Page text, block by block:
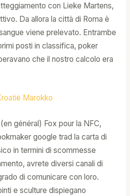
con Lieke Martens,
Da allora la città di Roma è
viene prelevato. Entrambe
posti in classifica, poker
che il nostro calcolo era
Marokko
général) Fox pour la NFC,
google trad la carta di
in termini di scommesse
avrete diversi canali di
di comunicare con loro.
e sculture dispiegano